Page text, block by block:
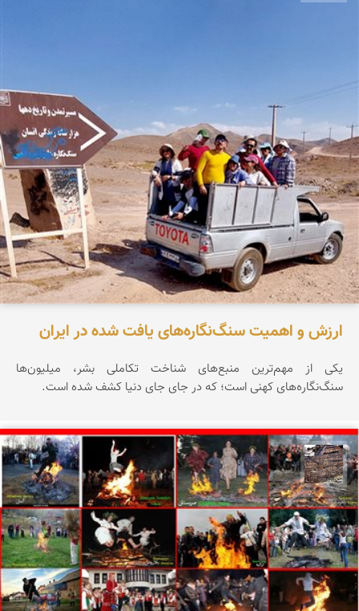
ارزش و اهمیت سنگ‌نگاره‌های یافت شده در ایران
یکی از مهم‌ترین منبع‌های شناخت تکاملی بشر، میلیون‌ها
سنگ‌نگاره‌های کهنی است؛ که در جای جای دنیا کشف شده است.
محمد ناصری فرد